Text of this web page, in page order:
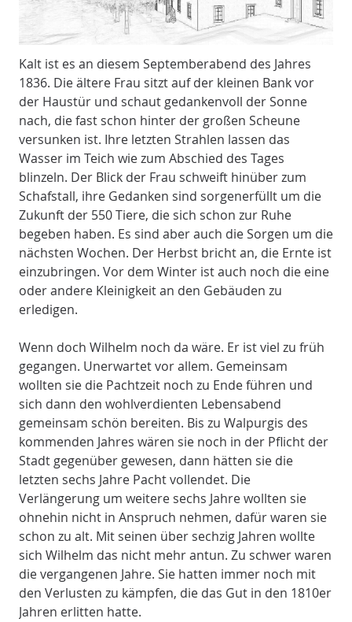
Kalt ist es an diesem Septemberabend des Jahres
1836. Die ältere Frau sitzt auf der kleinen Bank vor
der Haustür und schaut gedankenvoll der Sonne
nach, die fast schon hinter der großen Scheune
versunken ist. Ihre letzten Strahlen lassen das
Wasser im Teich wie zum Abschied des Tages
blinzeln. Der Blick der Frau schweift hinüber zum
Schafstall, ihre Gedanken sind sorgenerfüllt um die
Zukunft der 550 Tiere, die sich schon zur Ruhe
begeben haben. Es sind aber auch die Sorgen um die
nächsten Wochen. Der Herbst bricht an, die Ernte ist
einzubringen. Vor dem Winter ist auch noch die eine
oder andere Kleinigkeit an den Gebäuden zu
erledigen.
Wenn doch Wilhelm noch da wäre. Er ist viel zu früh
gegangen. Unerwartet vor allem. Gemeinsam
wollten sie die Pachtzeit noch zu Ende führen und
sich dann den wohlverdienten Lebensabend
gemeinsam schön bereiten. Bis zu Walpurgis des
kommenden Jahres wären sie noch in der Pflicht der
Stadt gegenüber gewesen, dann hätten sie die
letzten sechs Jahre Pacht vollendet. Die
Verlängerung um weitere sechs Jahre wollten sie
ohnehin nicht in Anspruch nehmen, dafür waren sie
schon zu alt. Mit seinen über sechzig Jahren wollte
sich Wilhelm das nicht mehr antun. Zu schwer waren
die vergangenen Jahre. Sie hatten immer noch mit
den Verlusten zu kämpfen, die das Gut in den 1810er
Jahren erlitten hatte.